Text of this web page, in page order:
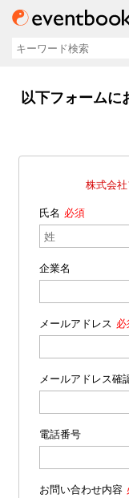
以下フォームに
株式会
氏名
企業名
メールアドレス
メールアドレス確
電話番号
お問い合わせ内容